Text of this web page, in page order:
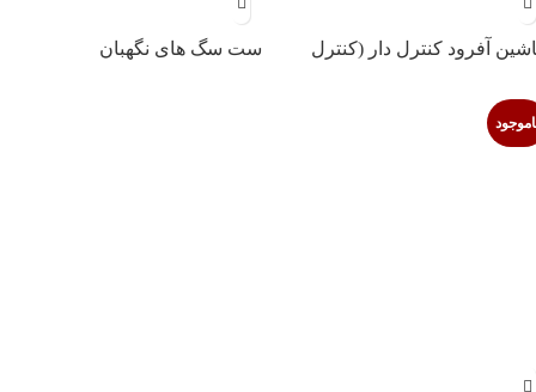
آفرود کنترل دار (کنترل
ست سگ های نگهبان